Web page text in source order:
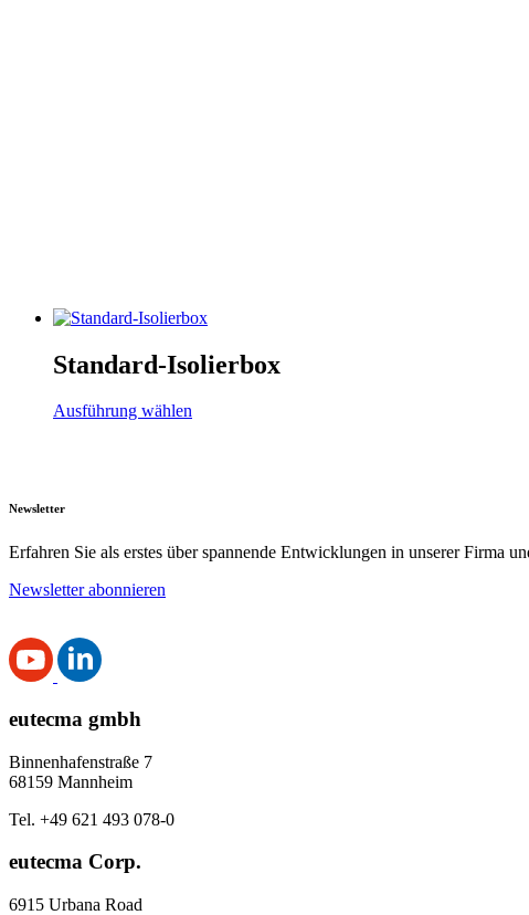
Standard-Isolierbox
Ausführung wählen
Newsletter
Erfahren Sie als erstes über spannende Entwicklungen in unserer Firma
Newsletter abonnieren
eutecma gmbh
Binnenhafenstraße 7
68159 Mannheim
Tel. +49 621 493 078-0
eutecma Corp.
6915 Urbana Road